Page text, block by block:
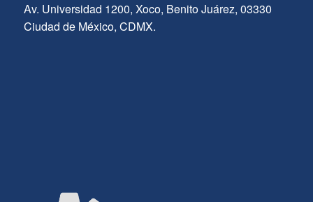
Av. Universidad 1200, Xoco, Benito Juárez, 03330
Ciudad de México, CDMX.